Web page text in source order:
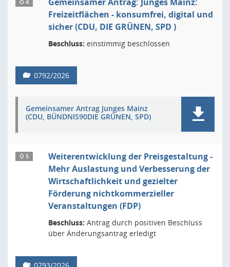
Ö 4
Freizeitflächen - konsumfrei, digital und
sicher (CDU, DIE GRÜNEN, SPD )
Beschluss: einstimmig beschlossen
0792/2026
Gemeinsamer Antrag Junges Mainz
(CDU, BÜNDNIS90DIE GRÜNEN, SPD)
Ö 5
Weiterentwicklung der Preisgestaltung -
Mehr Auslastung und Verbesserung der
Wirtschaftlichkeit und gezielter
Förderung nichtkommerzieller
Veranstaltungen (FDP)
Beschluss: Antrag durch positiven Beschluss
über Änderungsantrag erledigt